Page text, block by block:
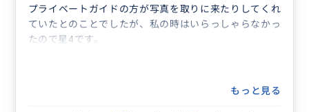
プライベートガイドの方が写真を取りに来たりしてくれ
ていたとのことでしたが、私の時はいらっしゃらなかっ
たので星4です。
もっと見る